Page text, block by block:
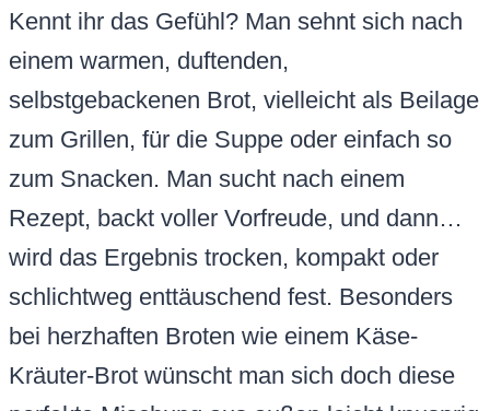
Kennt ihr das Gefühl? Man sehnt sich nach
einem warmen, duftenden,
selbstgebackenen Brot, vielleicht als Beilage
zum Grillen, für die Suppe oder einfach so
zum Snacken. Man sucht nach einem
Rezept, backt voller Vorfreude, und dann…
wird das Ergebnis trocken, kompakt oder
schlichtweg enttäuschend fest. Besonders
bei herzhaften Broten wie einem Käse-
Kräuter-Brot wünscht man sich doch diese